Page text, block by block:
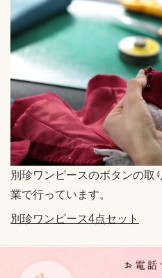
別珍ワンピースのボタンの取
業で行っています。
別珍ワンピース4点セット